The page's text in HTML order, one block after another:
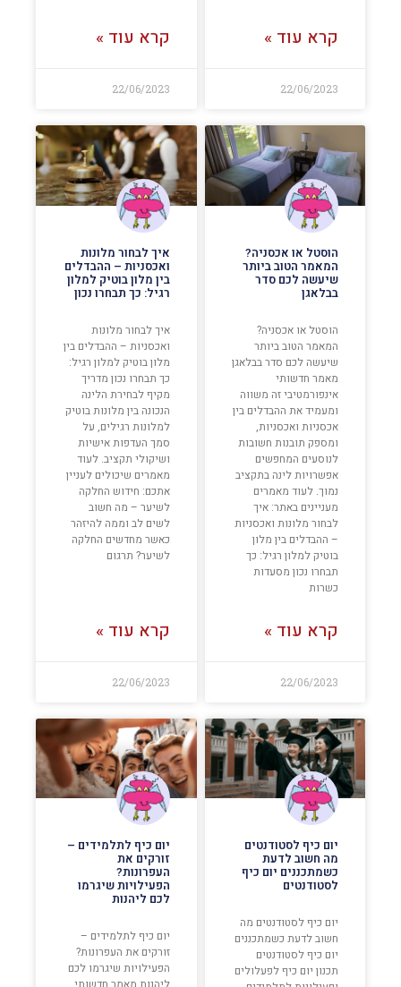
קרא עוד »
22/06/2023
קרא עוד »
22/06/2023
הוסטל או אכסניה?
המאמר הטוב ביותר
שיעשה לכם סדר
בבלאגן
הוסטל או אכסניה?
המאמר הטוב ביותר
שיעשה לכם סדר בבלאגן
מאמר חדשותי
אינפורמטיבי זה משווה
ומעמיד את ההבדלים בין
אכסניות ואכסניות,
ומספק תובנות חשובות
לנוסעים המחפשים
אפשרויות לינה בתקציב
נמוך. לעוד מאמרים
מעניינים באתר: איך
לבחור מלונות ואכסניות
– ההבדלים בין מלון
בוטיק למלון רגיל: כך
תבחרו נכון מסעדות
כשרות
קרא עוד »
22/06/2023
איך לבחור מלונות
ואכסניות – ההבדלים
בין מלון בוטיק למלון
רגיל: כך תבחרו נכון
איך לבחור מלונות
ואכסניות – ההבדלים בין
מלון בוטיק למלון רגיל:
כך תבחרו נכון מדריך
מקיף לבחירת הלינה
הנכונה בין מלונות בוטיק
למלונות רגילים, על
סמך העדפות אישיות
ושיקולי תקציב. לעוד
מאמרים שיכולים לעניין
אתכם: חידוש החלקה
לשיער – מה חשוב
לשים לב וממה להיזהר
כאשר מחדשים החלקה
לשיער? תרגום
קרא עוד »
22/06/2023
יום כיף לסטודנטים
מה חשוב לדעת
כשמתכננים יום כיף
לסטודנטים
יום כיף לסטודנטים מה
חשוב לדעת כשמתכננים
יום כיף לסטודנטים
תכנון יום כיף לפעלולים
יום כיף לתלמידים –
זורקים את
העפרונות?
הפעילויות שיגרמו
לכם ליהנות
יום כיף לתלמידים –
זורקים את העפרונות?
הפעילויות שיגרמו לכם